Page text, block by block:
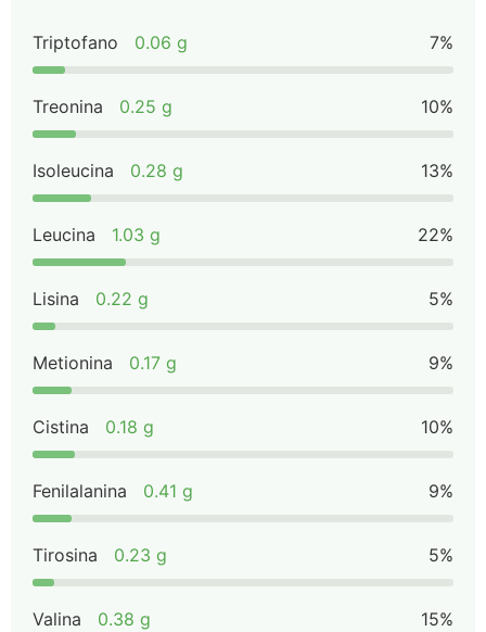
Triptofano 0.06 g 7%
Treonina 0.25 g 10%
Isoleucina 0.28 g 13%
Leucina 1.03 g 22%
Lisina 0.22 g 5%
Metionina 0.17 g 9%
Cistina 0.18 g 10%
Fenilalanina 0.41 g 9%
Tirosina 0.23 g 5%
Valina 0.38 g 15%